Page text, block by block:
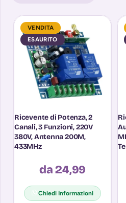
VENDITA
ESAURITO
Ricevente di Potenza, 2
Canali, 3 Funzioni, 220V
380V, Antenna 200M,
433MHz
da 24,99
Chiedi Informazioni